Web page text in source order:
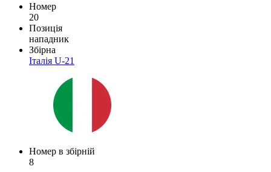
Номер
20
Позиція
нападник
Збірна
Італія U-21
Номер в збірній
8